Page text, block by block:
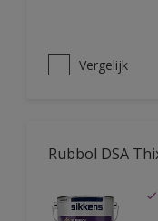
Vergelijk
Rubbol DSA